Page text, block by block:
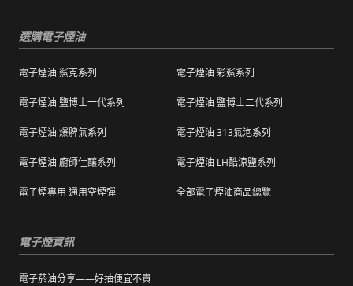
統更新時間，會有所出入）
海外運送：
海外顧客如需訂購，請聯絡客服中心協助海外
裝上黏貼紙張或書寫文字。
購買之商品若符合促銷活動（ 如滿減、免運等
有非人為造成的破壞、損毀或不完整的商品瑕
選購電子煙油
電子煙油 鯊克系列 電子煙油 彩鯊系列
電子煙油 鹽博士一代系列 電子煙油 鹽博士二代系列
電子煙油 爆脾氣系列 電子煙油 313氣泡系列
電子煙油 廚師佳釀系列 電子煙油 LH酷涼鹽系列
電子煙專用 通用空煙彈 全部電子煙油商品總覽
電子煙資訊
電子菸油分享——好抽便宜不貴